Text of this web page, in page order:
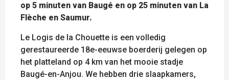
op 5 minuten van Baugé en op 25 minuten van La
Flèche en Saumur.
Le Logis de la Chouette is een volledig
gerestaureerde 18e-eeuwse boerderij gelegen op
het platteland op 4 km van het mooie stadje
Baugé-en-Anjou. We hebben drie slaapkamers,